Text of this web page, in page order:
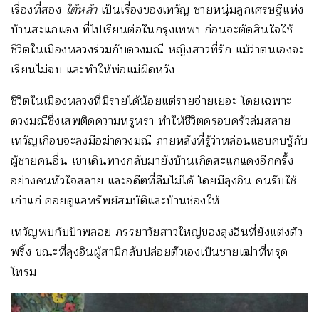
เรื่องที่สอง ใต้หล้าเป็นเรื่องของเทวัญ ชายหนุ่มลูกเศรษฐีแห่ง
บ้านสะแกแดง ที่ไปเรียนต่อในกรุงเทพฯ ก่อนจะตัดสินใจใช้
ชีวิตในเมืองหลวงร่วมกับดวงมณี หญิงสาวที่รัก แม้ว่าตนเองจะ
เรียนไม่จบ และทำให้พ่อแม่ผิดหวัง
ชีวิตในเมืองหลวงที่มีรายได้น้อยแต่รายจ่ายเยอะ โดยเฉพาะ
ดวงมณีซึ่งเสพติดความหรูหรา ทำให้ชีวิตครอบครัวล่มสลาย
เทวัญเกือบจะลงมือฆ่าดวงมณี ภายหลังที่รู้ว่าหล่อนแอบคบชู้กับ
ผู้ชายคนอื่น เขาเดินทางกลับมายังบ้านเกิดสะแกแดงอีกครั้ง
อย่างคนหัวใจสลาย และอดีตที่ลืมไม่ได้ โดยมีลุงอิน คนรับใช้
เก่าแก่ คอยดูแลทรัพย์สมบัติและบ้านช่องให้
เทวัญพบกับป้าพลอย ภรรยาวัยสาวใหญ่ของลุงอินที่ยังแต่งตัว
พริ้ง ขณะที่ลุงอินผู้สามีกลับปล่อยตัวเองเป็นชายเฒ่าที่ทรุด
โทรม